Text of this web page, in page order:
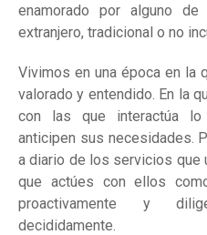
enamorado por alguno
extranjero, tradicional o no
Vivimos en una época en la
valorado y entendido. En la
con las que interactúa
anticipen sus necesidades.
a diario de los servicios que
que actúes con ellos
proactivamente y
decididamente.